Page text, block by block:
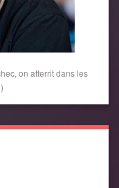
on atterrit dans les